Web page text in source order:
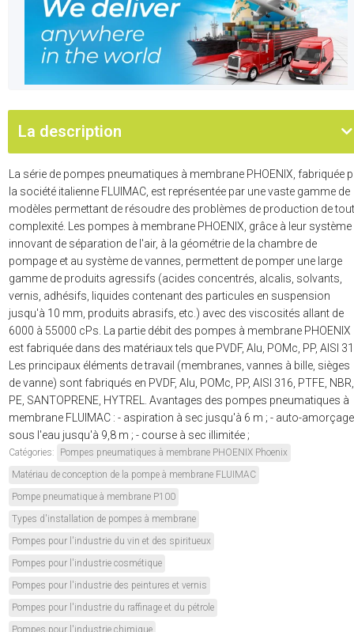
La description
La série de pompes pneumatiques à membrane PHOENIX, fabriquée
la société italienne FLUIMAC, est représentée par une vaste gamme de
modèles permettant de résoudre des problèmes de production de
complexité. Les pompes à membrane PHOENIX, grâce à leur système
innovant de séparation de l'air, à la géométrie de la chambre de
pompage et au système de vannes, permettent de pomper une large
gamme de produits agressifs (acides concentrés, alcalis, solvants,
vernis, adhésifs, liquides contenant des particules en suspension
jusqu'à 10 mm, produits abrasifs, etc.) avec des viscosités allant de
6000 à 55000 cPs. La partie débit des pompes à membrane PHOENIX
est fabriquée dans des matériaux tels que PVDF, Alu, POMc, PP, AISI
Les principaux éléments de travail (membranes, vannes à bille, sièges
de vanne) sont fabriqués en PVDF, Alu, POMc, PP, AISI 316, PTFE, NBR,
PE, SANTOPRENE, HYTREL. Avantages des pompes pneumatiques à
membrane FLUIMAC : - aspiration à sec jusqu'à 6 m ; - auto-amorçage
sous l'eau jusqu'à 9,8 m ; - course à sec illimitée ;
Catégories:
Pompes pneumatiques à membrane PHOENIX Phoenix
Matériau de conception de la pompe à membrane FLUIMAC
Pompe pneumatique à membrane P100
Types d'installation de pompes à membrane
Pompes pour l'industrie du vin et des spiritueux
Pompes pour l'industrie cosmétique
Pompes pour l'industrie des peintures et vernis
Pompes pour l'industrie du raffinage et du pétrole